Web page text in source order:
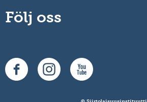
Följ oss